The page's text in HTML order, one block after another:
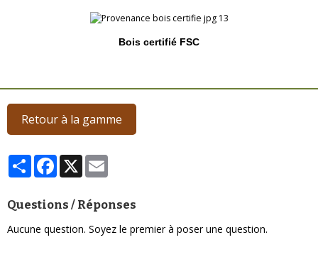
Bois certifié FSC
Retour à la gamme
PartagerFacebook
X
Questions / Réponses
Aucune question. Soyez le premier à poser une question.